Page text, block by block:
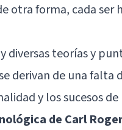
otra forma, cada ser
diversas teorías y
derivan de una falta
y los sucesos de
de Carl